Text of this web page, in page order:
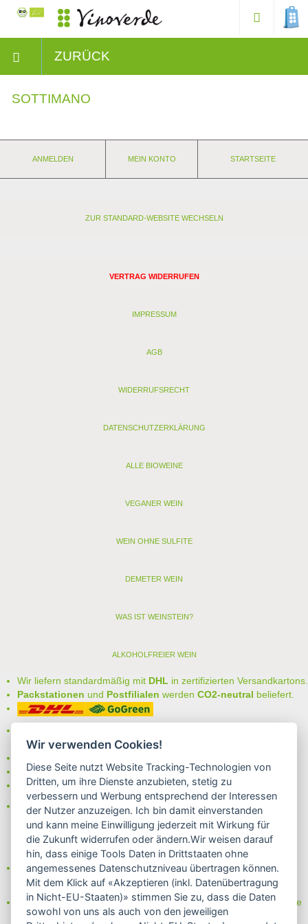
ZURÜCK
SOTTIMANO
ANMELDEN MEIN KONTO STARTSEITE
ZUR STANDARD-WEBSITE WECHSELN
VERTRAG WIDERRUFEN
IMPRESSUM
AGB
WIDERRUFSRECHT
DATENSCHUTZERKLÄRUNG
ALLE BIOWEINE
VEGANER WEIN
WEIN OHNE SULFITE
DEMETER WEIN
WAS IST WEINSTEIN?
ALKOHOLFREIER WEIN
Wir liefern standardmäßig mit DHL in zertifizierten Versandkartons.
Packstationen und Postfilialen werden CO2-neutral beliefert.
auswählen:
- Rechnung
- Lastschrift/Bankeinzug
Das Internetsiegel "GEPRÜFTER SHOP – Sicher einkaufen":
Partner von:
Wine in Moderation - bewußt genießen
Erfahren Sie mehr über Biowein in unserem Blog oder Folgen Sie
uns!
Wir verwenden Cookies!
Diese Seite nutzt Website Tracking-Technologien von
Dritten, um ihre Dienste anzubieten, stetig zu
verbessern und Werbung entsprechend der Interessen
der Nutzer anzuzeigen. Ich bin damit einverstanden
und kann meine Einwilligung jederzeit mit Wirkung für
die Zukunft widerrufen oder ändern.Wir weisen darauf
hin, dass einige Tools Daten in Drittstaaten ohne
angemessenes Datenschutzniveau übertragen können.
Mit dem Klick auf «Akzeptieren (inkl. Datenübertragung
in Nicht-EU-Staaten)» stimmen Sie zu, dass die Daten
sowohl von uns als auch von den jeweiligen